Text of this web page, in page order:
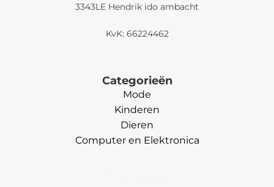
3343LE Hendrik ido ambacht
KvK: 66224462
Categorieën
Mode
Kinderen
Dieren
Computer en Elektronica